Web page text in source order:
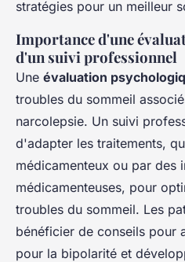
stratégies pour un meilleur
Importance d'une
d'un suivi professionnel
Une évaluation
troubles du sommeil
narcolepsie. Un suivi
d'adapter les traitements,
médicamenteux ou par des
médicamenteuses, pour
troubles du sommeil. Les
bénéficier de conseils pour
pour la bipolarité et